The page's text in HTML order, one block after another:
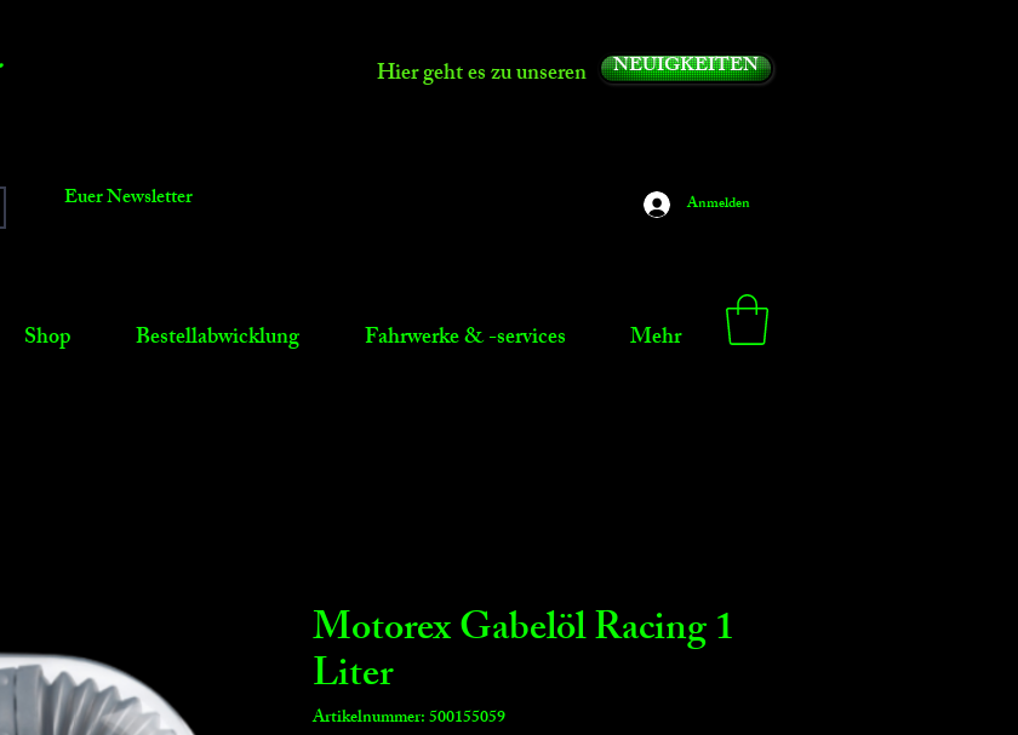
Euer Newsletter
Hier geht es zu unseren NEUIGKEITEN
Anmelden
Shop Bestellabwicklung Fahrwerke & -services Mehr
Motorex Gabelöl Racing 1
Liter
Artikelnummer: 500155059